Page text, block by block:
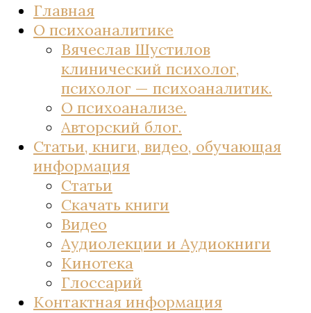
Главная
О психоаналитике
Вячеслав Шустилов
клинический психолог,
психолог — психоаналитик.
О психоанализе.
Авторский блог.
Статьи, книги, видео, обучающая
информация
Статьи
Скачать книги
Видео
Аудиолекции и Аудиокниги
Кинотека
Глоссарий
Контактная информация